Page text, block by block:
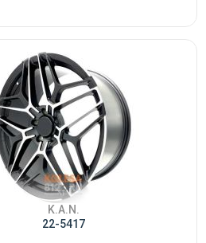
K.A.N.
22-5417